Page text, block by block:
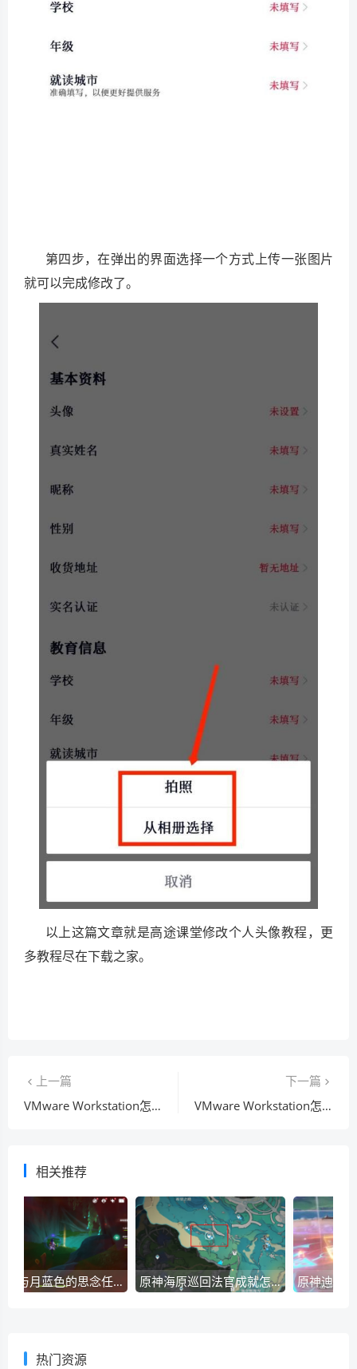
第四步，在弹出的界面选择一个方式上传一张图片
就可以完成修改了。
以上这篇文章就是高途课堂修改个人头像教程，更
多教程尽在下载之家。
上一篇
VMware Workstation怎么自定义屏幕截图路径？VMware Workstation自定义屏幕截图路径教程
下一篇
VMware Workstation怎么截屏？VMware Workstation截屏教程
相关推荐
原神心与月蓝色的思念任务如何操作？-原神心与月蓝色的思念任务玩法攻略详细介绍 原神海原巡回法官成就怎么获得？原神海原巡回法官成就攻略
热门资源